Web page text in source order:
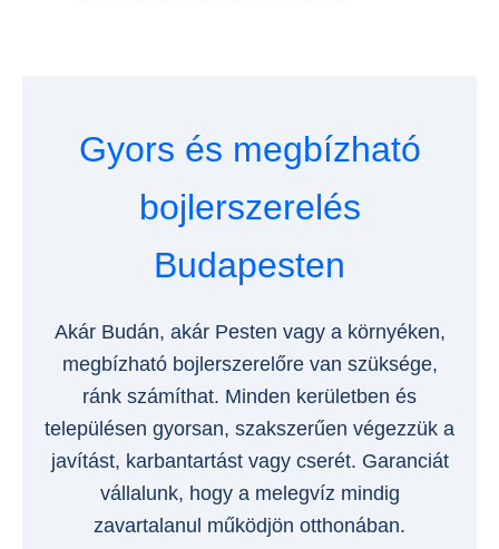
Gyors és megbízható
bojlerszerelés
Budapesten
Akár Budán, akár Pesten vagy a környéken,
megbízható bojlerszerelőre van szüksége,
ránk számíthat. Minden kerületben és
településen gyorsan, szakszerűen végezzük a
javítást, karbantartást vagy cserét. Garanciát
vállalunk, hogy a melegvíz mindig
zavartalanul működjön otthonában.